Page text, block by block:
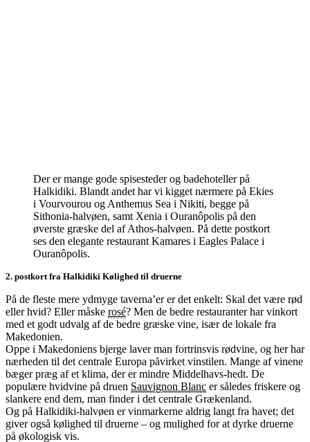
Der er mange gode spisesteder og badehoteller på
Halkidiki. Blandt andet har vi kigget nærmere på Ekies
i Vourvourou og Anthemus Sea i Nikiti, begge på
Sithonia-halvøen, samt Xenia i Ouranôpolis på den
øverste græske del af Athos-halvøen. På dette postkort
ses den elegante restaurant Kamares i Eagles Palace i
Ouranôpolis.
2. postkort fra Halkidiki Kølighed til druerne
På de fleste mere ydmyge taverna’er er det enkelt: Skal det være rød
eller hvid? Eller måske rosé? Men de bedre restauranter har vinkort
med et godt udvalg af de bedre græske vine, især de lokale fra
Makedonien.
Oppe i Makedoniens bjerge laver man fortrinsvis rødvine, og her har
nærheden til det centrale Europa påvirket vinstilen. Mange af vinene
bæger præg af et klima, der er mindre Middelhavs-hedt. De
populære hvidvine på druen Sauvignon Blanc er således friskere og
slankere end dem, man finder i det centrale Grækenland.
Og på Halkidiki-halvøen er vinmarkerne aldrig langt fra havet; det
giver også kølighed til druerne – og mulighed for at dyrke druerne
på økologisk vis.